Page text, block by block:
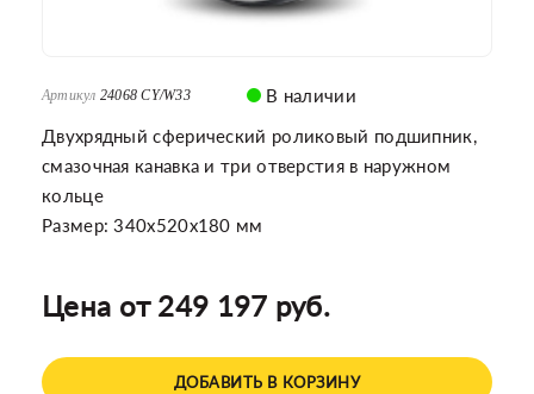
Артикул 24068 CY/W33
В наличии
Двухрядный сферический роликовый подшипник,
смазочная канавка и три отверстия в наружном
кольце
Размер: 340x520x180 мм
Цена от 249 197 руб.
ДОБАВИТЬ В КОРЗИНУ